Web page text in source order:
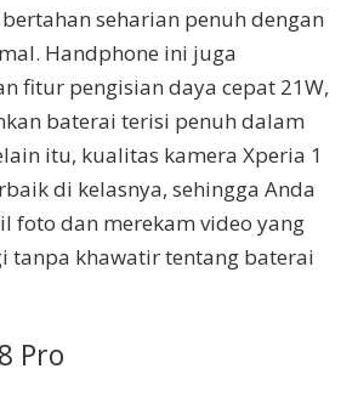
seharian penuh dengan
Handphone ini juga
fitur pengisian daya cepat 21W,
baterai terisi penuh dalam
itu, kualitas kamera Xperia 1
di kelasnya, sehingga Anda
foto dan merekam video yang
tanpa khawatir tentang baterai
Pro